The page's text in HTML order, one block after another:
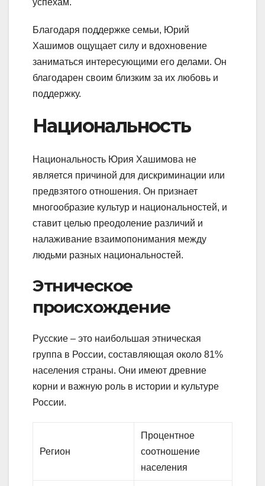
успехам.
Благодаря поддержке семьи, Юрий
Хашимов ощущает силу и вдохновение
заниматься интересующими его делами. Он
благодарен своим близким за их любовь и
поддержку.
Национальность
Национальность Юрия Хашимова не
является причиной для дискриминации или
предвзятого отношения. Он признает
многообразие культур и национальностей, и
ставит целью преодоление различий и
налаживание взаимопонимания между
людьми разных национальностей.
Этническое
происхождение
Русские – это наибольшая этническая
группа в России, составляющая около 81%
населения страны. Они имеют древние
корни и важную роль в истории и культуре
России.
Регион
Процентное
соотношение
населения